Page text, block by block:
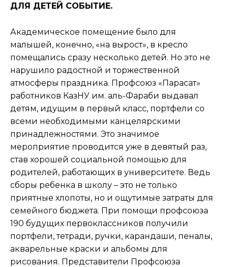
ДЛЯ ДЕТЕЙ СОБЫТИЕ.
Академическое помещение было для
малышей, конечно, «на вырост», в кресло
помещались сразу несколько детей. Но это не
нарушило радостной и торжественной
атмосферы праздника. Профсоюз «Парасат»
работников КазНУ им. аль-Фараби выдавал
детям, идущим в первый класс, портфели со
всеми необходимыми канцелярскими
принадлежностями. Это значимое
мероприятие проводится уже в девятый раз,
став хорошей социальной помощью для
родителей, работающих в университете. Ведь
сборы ребенка в школу – это не только
приятные хлопоты, но и ощутимые затраты для
семейного бюджета. При помощи профсоюза
190 будущих первоклассников получили
портфели, тетради, ручки, карандаши, пеналы,
акварельные краски и альбомы для
рисования. Представители Профсоюза